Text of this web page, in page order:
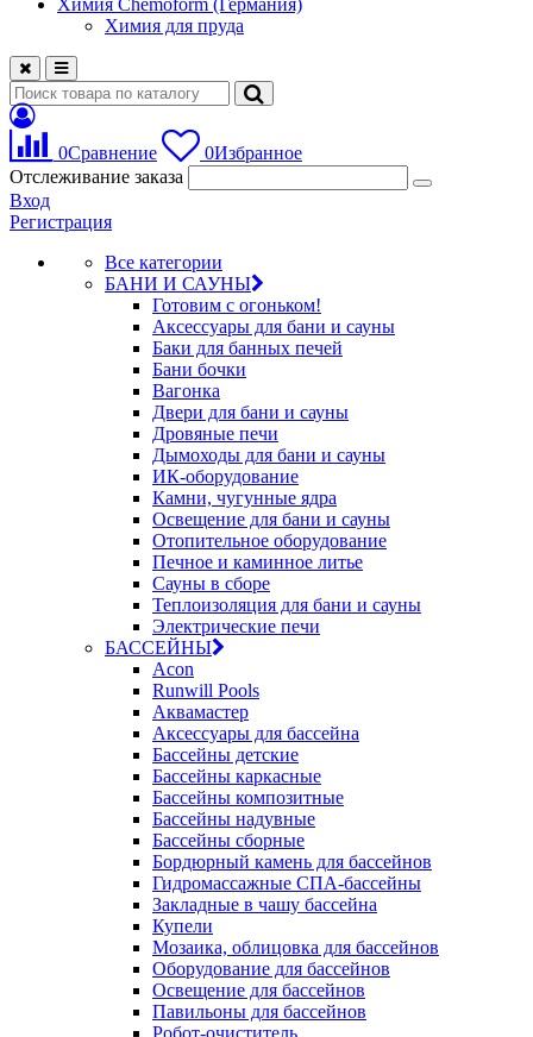
Химия Chemoform (Германия)
Химия для пруда
0Сравнение 0Избранное
Отслеживание заказа
Вход
Регистрация
Все категории
БАНИ И САУНЫ
Готовим с огоньком!
Аксессуары для бани и сауны
Баки для банных печей
Бани бочки
Вагонка
Двери для бани и сауны
Дровяные печи
Дымоходы для бани и сауны
ИК-оборудование
Камни, чугунные ядра
Освещение для бани и сауны
Отопительное оборудование
Печное и каминное литье
Сауны в сборе
Теплоизоляция для бани и сауны
Электрические печи
БАССЕЙНЫ
Acon
Runwill Pools
Аквамастер
Аксессуары для бассейна
Бассейны детские
Бассейны каркасные
Бассейны композитные
Бассейны надувные
Бассейны сборные
Бордюрный камень для бассейнов
Гидромассажные СПА-бассейны
Закладные в чашу бассейна
Купели
Мозаика, облицовка для бассейнов
Оборудование для бассейнов
Освещение для бассейнов
Павильоны для бассейнов
Робот-очиститель